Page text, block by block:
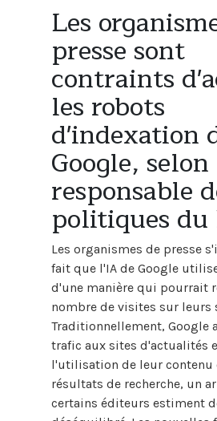
Les
presse sont
contraints
les robots
d'indexation
Google,
responsable
politiques du
Les organismes de presse
fait que l'IA de Google
d'une manière qui pourrait
nombre de visites sur leurs
Traditionnellement, Google
trafic aux sites d'actualités
l'utilisation de leur contenu
résultats de recherche, un
certains éditeurs estiment